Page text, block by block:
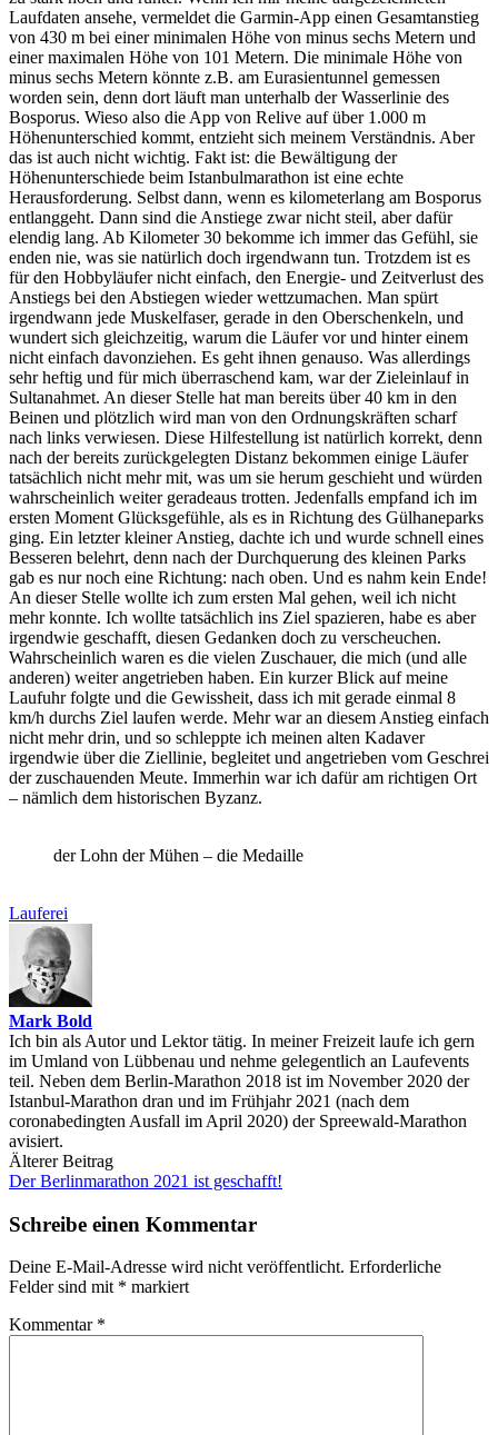
Laufdaten ansehe, vermeldet die Garmin-App einen Gesamtanstieg
von 430 m bei einer minimalen Höhe von minus sechs Metern und
einer maximalen Höhe von 101 Metern. Die minimale Höhe von
minus sechs Metern könnte z.B. am Eurasientunnel gemessen
worden sein, denn dort läuft man unterhalb der Wasserlinie des
Bosporus. Wieso also die App von Relive auf über 1.000 m
Höhenunterschied kommt, entzieht sich meinem Verständnis. Aber
das ist auch nicht wichtig. Fakt ist: die Bewältigung der
Höhenunterschiede beim Istanbulmarathon ist eine echte
Herausforderung. Selbst dann, wenn es kilometerlang am Bosporus
entlanggeht. Dann sind die Anstiege zwar nicht steil, aber dafür
elendig lang. Ab Kilometer 30 bekomme ich immer das Gefühl, sie
enden nie, was sie natürlich doch irgendwann tun. Trotzdem ist es
für den Hobbyläufer nicht einfach, den Energie- und Zeitverlust des
Anstiegs bei den Abstiegen wieder wettzumachen. Man spürt
irgendwann jede Muskelfaser, gerade in den Oberschenkeln, und
wundert sich gleichzeitig, warum die Läufer vor und hinter einem
nicht einfach davonziehen. Es geht ihnen genauso. Was allerdings
sehr heftig und für mich überraschend kam, war der Zieleinlauf in
Sultanahmet. An dieser Stelle hat man bereits über 40 km in den
Beinen und plötzlich wird man von den Ordnungskräften scharf
nach links verwiesen. Diese Hilfestellung ist natürlich korrekt, denn
nach der bereits zurückgelegten Distanz bekommen einige Läufer
tatsächlich nicht mehr mit, was um sie herum geschieht und würden
wahrscheinlich weiter geradeaus trotten. Jedenfalls empfand ich im
ersten Moment Glücksgefühle, als es in Richtung des Gülhaneparks
ging. Ein letzter kleiner Anstieg, dachte ich und wurde schnell eines
Besseren belehrt, denn nach der Durchquerung des kleinen Parks
gab es nur noch eine Richtung: nach oben. Und es nahm kein Ende!
An dieser Stelle wollte ich zum ersten Mal gehen, weil ich nicht
mehr konnte. Ich wollte tatsächlich ins Ziel spazieren, habe es aber
irgendwie geschafft, diesen Gedanken doch zu verscheuchen.
Wahrscheinlich waren es die vielen Zuschauer, die mich (und alle
anderen) weiter angetrieben haben. Ein kurzer Blick auf meine
Laufuhr folgte und die Gewissheit, dass ich mit gerade einmal 8
km/h durchs Ziel laufen werde. Mehr war an diesem Anstieg einfach
nicht mehr drin, und so schleppte ich meinen alten Kadaver
irgendwie über die Ziellinie, begleitet und angetrieben vom Geschrei
der zuschauenden Meute. Immerhin war ich dafür am richtigen Ort
– nämlich dem historischen Byzanz.
der Lohn der Mühen – die Medaille
Lauferei
Mark Bold
Ich bin als Autor und Lektor tätig. In meiner Freizeit laufe ich gern
im Umland von Lübbenau und nehme gelegentlich an Laufevents
teil. Neben dem Berlin-Marathon 2018 ist im November 2020 der
Istanbul-Marathon dran und im Frühjahr 2021 (nach dem
coronabedingten Ausfall im April 2020) der Spreewald-Marathon
avisiert.
Post
navigation
Älterer Beitrag
Der Berlinmarathon 2021 ist geschafft!
Schreibe einen Kommentar
Deine E-Mail-Adresse wird nicht veröffentlicht. Erforderliche
Felder sind mit * markiert
Kommentar *